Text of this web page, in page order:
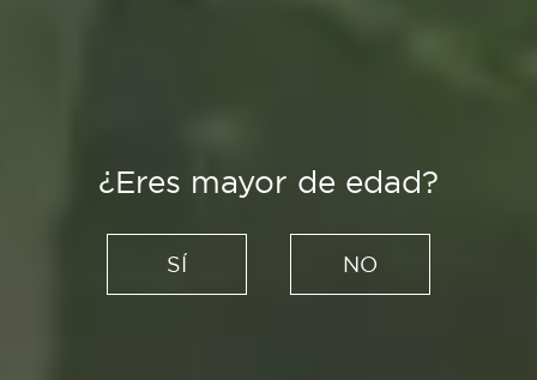
¿Eres mayor de edad?
SÍ NO
Recetas
Tarta de galletas, sin horno y
con un toque de canela